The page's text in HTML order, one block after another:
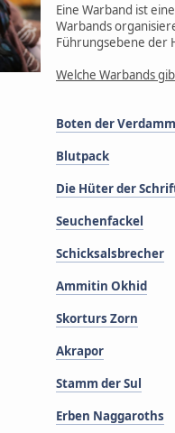
Eine Warband ist
Warbands
Führungsebene der
Welche Warbands
Boten der
Blutpack
Die Hüter der
Seuchenfackel
Schicksalsbrecher
Ammitin Okhid
Skorturs Zorn
Akrapor
Stamm der Sul
Erben Naggaroths